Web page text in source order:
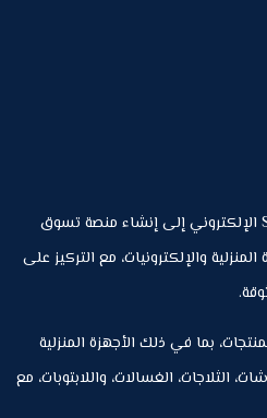
يهدف مشروع تطوير متجر Shoppvi الإلكتروني إلى إنشاء منصة تسوق
والإلكترونيات، مع التركيز على
بما في ذلك الأجهزة المنزلية
الثلاجات، الغسالات، واللابتوبات، مع